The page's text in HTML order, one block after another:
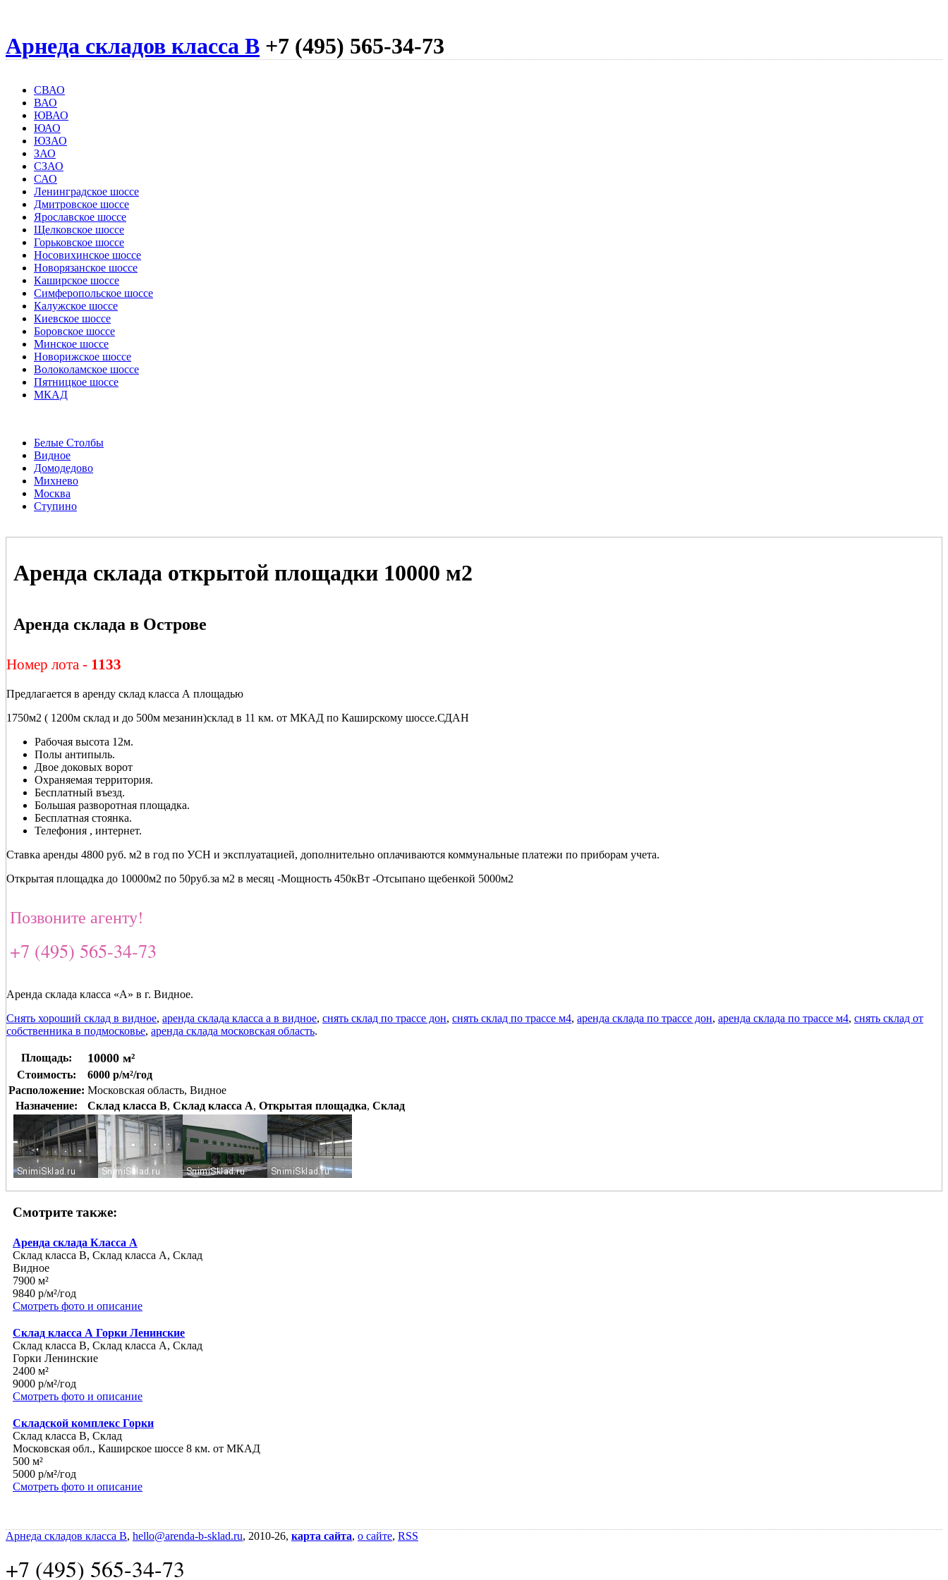
Арнеда складов класса B +7 (495) 565-34-73
СВАО
ВАО
ЮВАО
ЮАО
ЮЗАО
ЗАО
СЗАО
САО
Ленинградское шоссе
Дмитровское шоссе
Ярославское шоссе
Щелковское шоссе
Горьковское шоссе
Носовихинское шоссе
Новорязанское шоссе
Каширское шоссе
Симферопольское шоссе
Калужское шоссе
Киевское шоссе
Боровское шоссе
Минское шоссе
Новорижское шоссе
Волоколамское шоссе
Пятницкое шоссе
МКАД
Белые Столбы
Видное
Домодедово
Михнево
Москва
Ступино
Аренда склада открытой площадки 10000 м2
Аренда склада в Острове
Номер лота - 1133
Предлагается в аренду склад класса А площадью
1750м2 ( 1200м склад и до 500м мезанин)склад в 11 км. от МКАД по Каширскому шоссе.СДАН
Рабочая высота 12м.
Полы антипыль.
Двое доковых ворот
Охраняемая территория.
Бесплатный въезд.
Большая разворотная площадка.
Бесплатная стоянка.
Телефония , интернет.
Ставка аренды 4800 руб. м2 в год по УСН и эксплуатацией, дополнительно оплачиваются коммунальные платежи по приборам учета.
Открытая площадка до 10000м2 по 50руб.за м2 в месяц -Мощность 450кВт -Отсыпано щебенкой 5000м2
Позвоните агенту!
+7 (495) 565-34-73
Аренда склада класса «А» в г. Видное.
Снять хороший склад в видное, аренда склада класса а в видное, снять склад по трассе дон, снять склад по трассе м4, аренда склада по трассе дон, аренда склада по трассе м4, снять склад от
собственника в подмосковье, аренда склада московская область.
Площадь: 10000 м²
Стоимость:
6000 р/м²/год
Расположение: Московская область, Видное
Назначение:
Склад класса B, Склад класса A, Открытая площадка, Склад
Смотрите также:
Аренда склада Класса А
Склад класса B, Склад класса A, Склад
Видное
7900 м²
9840 р/м²/год
Смотреть фото и описание
Склад класса А Горки Ленинские
Склад класса B, Склад класса A, Склад
Горки Ленинские
2400 м²
9000 р/м²/год
Смотреть фото и описание
Складской комплекс Горки
Склад класса B, Склад
Московская обл., Каширское шоссе 8 км. от МКАД
500 м²
5000 р/м²/год
Смотреть фото и описание
Арнеда складов класса B, hello@arenda-b-sklad.ru, 2010-26, карта сайта, о сайте, RSS
+7 (495) 565-34-73